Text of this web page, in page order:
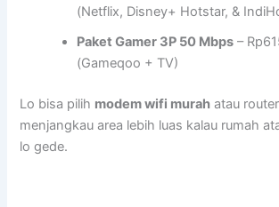
(Netflix, Disney+ Hotstar, &
Paket Gamer 3P 50 Mbps –
(Gameqoo + TV)
Lo bisa pilih modem wifi murah atau
menjangkau area lebih luas kalau rumah
lo gede.